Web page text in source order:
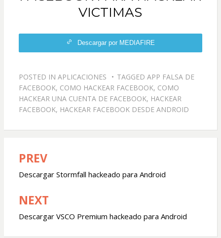
VICTIMAS
Descargar por MEDIAFIRE
POSTED IN APLICACIONES TAGGED APP FALSA DE
FACEBOOK, COMO HACKEAR FACEBOOK, COMO
HACKEAR UNA CUENTA DE FACEBOOK, HACKEAR
FACEBOOK, HACKEAR FACEBOOK DESDE ANDROID
Navegación
de
entradas
PREV
Descargar Stormfall hackeado para Android
NEXT
Descargar VSCO Premium hackeado para Android